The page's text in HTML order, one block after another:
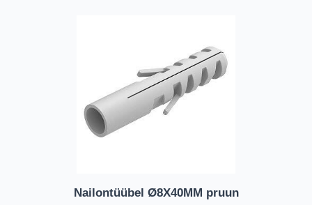
Nailontüübel Ø8X40MM pruun